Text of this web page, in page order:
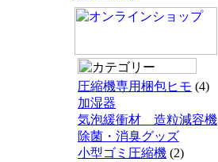
圧縮機専用梱包ヒモ (4)
加湿器
気泡緩衝材 造粒減容機
除菌・消臭グッズ
小型ゴミ圧縮機 (2)